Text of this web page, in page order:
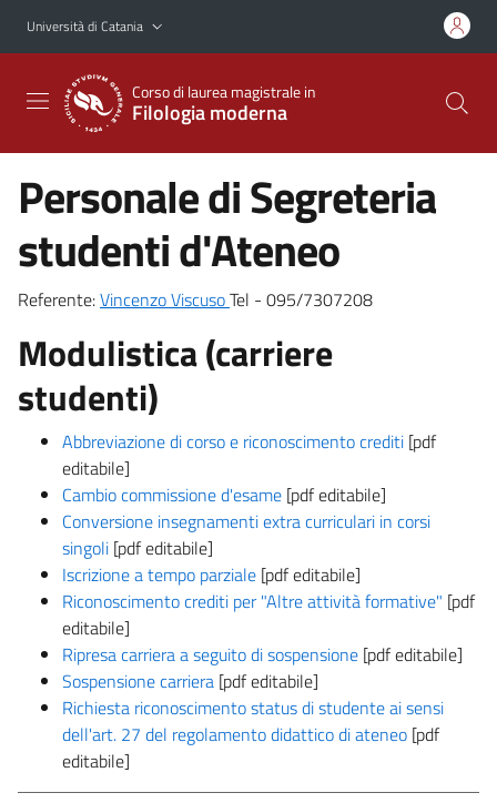
Vai al contenuto principale
Vai al menu di navigazione
Università di Catania
Corso di laurea magistrale in
Filologia moderna
Personale di Segreteria
studenti d'Ateneo
Referente:Vincenzo ViscusoTel - 095/7307208
Modulistica (carriere
studenti)
Abbreviazione di corso e riconoscimento crediti [pdf
editabile]
Cambio commissione d'esame [pdf editabile]
Conversione insegnamenti extra curriculari in corsi
singoli [pdf editabile]
Iscrizione a tempo parziale [pdf editabile]
Riconoscimento crediti per "Altre attività formative" [pdf
editabile]
Ripresa carriera a seguito di sospensione [pdf editabile]
Sospensione carriera [pdf editabile]
Richiesta riconoscimento status di studente ai sensi
dell'art. 27 del regolamento didattico di ateneo [pdf
editabile]